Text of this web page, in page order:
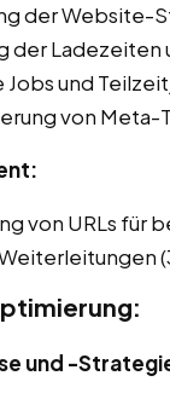
der Website-
der Ladezeiten
und
von Meta-
von URLs für
und -